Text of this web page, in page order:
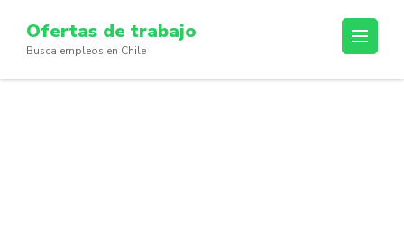
content
(Press
Ofertas de trabajo
Busca empleos en Chile